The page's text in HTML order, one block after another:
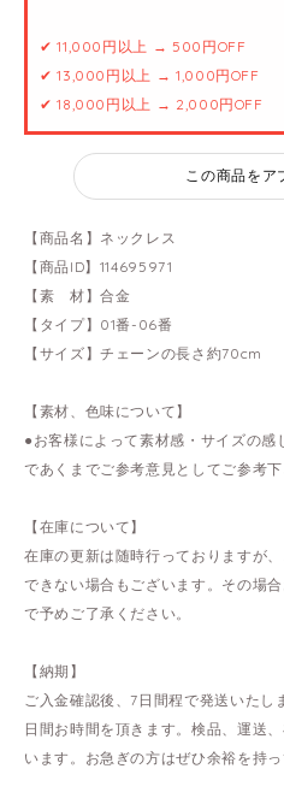
✔ 11,000円以上 → 500円OFF
✔ 13,000円以上 → 1,000円OFF
✔ 18,000円以上 → 2,000円OFF
この商品をア
【商品名】ネックレス
【商品ID】114695971
【素 材】合金
【タイプ】01番-06番
【サイズ】チェーンの長さ約70cm
【素材、色味について】
●お客様によって素材感・サイズの
であくまでご参考意見としてご参考下
【在庫について】
在庫の更新は随時行っておりますが
できない場合もございます。その場
で予めご了承ください。
【納期】
ご入金確認後、7日間程で発送いた
日間お時間を頂きます。検品、運送
います。お急ぎの方はぜひ余裕を持っ